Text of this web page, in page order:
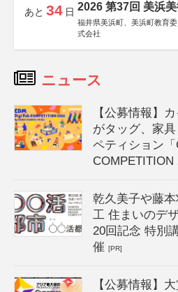
あと 34 日 2026 第37回 美浜
福井県美浜町、美浜町教育
式会社
ニュース
【公募情報】
がタッグ、家
ペティション
乾久美子や藤
工 住まいのデ
20回記念 特別
催[PR]
【公募情報】